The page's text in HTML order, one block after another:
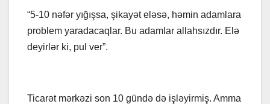
“5-10 nəfər yığışsa, şikayət eləsə, həmin adamlara
problem yaradacaqlar. Bu adamlar allahsızdır. Elə
deyirlər ki, pul ver”.
Ticarət mərkəzi son 10 gündə də işləyirmiş. Amma